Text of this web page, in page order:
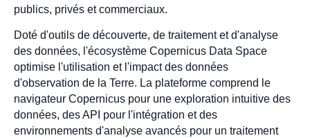
publics, privés et commerciaux.
Doté d'outils de découverte, de traitement et d'analyse
des données, l'écosystème Copernicus Data Space
optimise l'utilisation et l'impact des données
d'observation de la Terre. La plateforme comprend le
navigateur Copernicus pour une exploration intuitive des
données, des API pour l'intégration et des
environnements d'analyse avancés pour un traitement